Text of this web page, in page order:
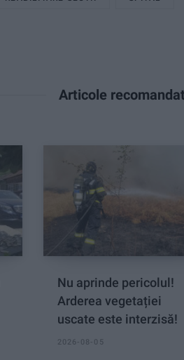
Articole
Nu aprinde pericolul!
Arderea vegetației
uscate este interzisă!
2026-08-05